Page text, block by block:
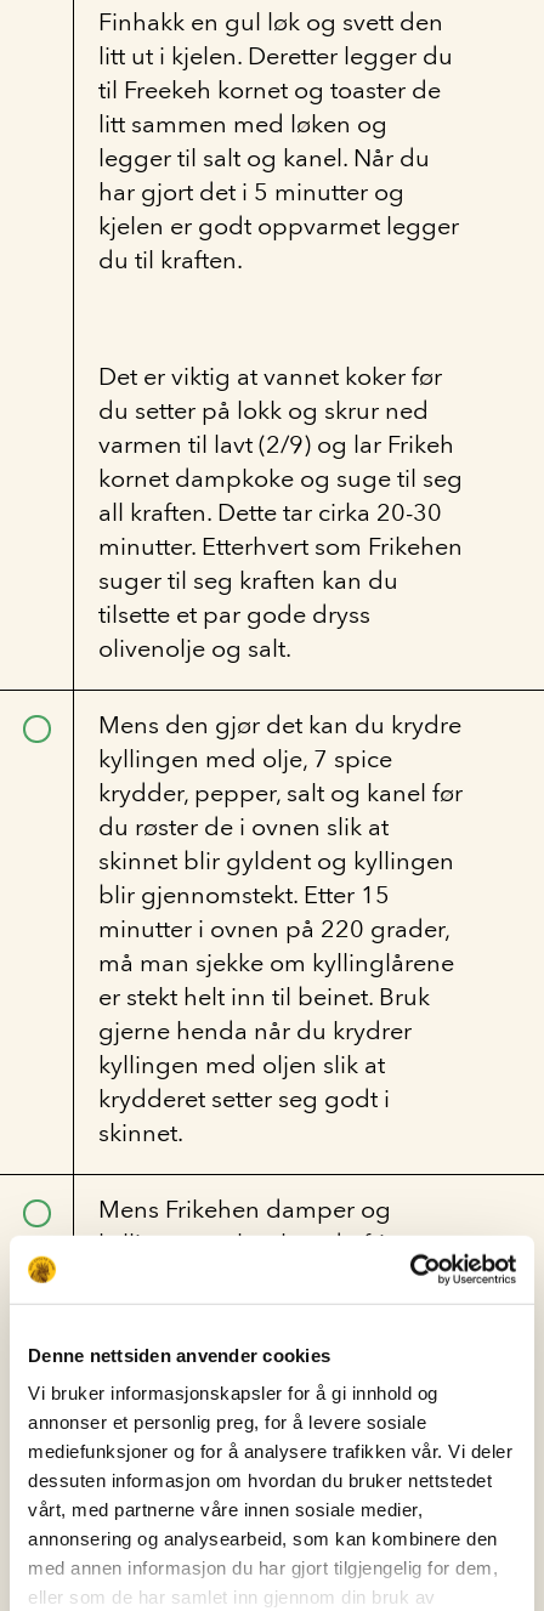
Denne nettsiden anvender cookies
Vi bruker informasjonskapsler for å gi innhold og
annonser et personlig preg, for å levere sosiale
mediefunksjoner og for å analysere trafikken vår. Vi deler
dessuten informasjon om hvordan du bruker nettstedet
vårt, med partnerne våre innen sosiale medier,
annonsering og analysearbeid, som kan kombinere den
med annen informasjon du har gjort tilgjengelig for dem,
eller som de har samlet inn gjennom din bruk av
Finhakk en gul løk og svett den
litt ut i kjelen. Deretter legger du
til Freekeh kornet og toaster de
litt sammen med løken og
legger til salt og kanel. Når du
har gjort det i 5 minutter og
kjelen er godt oppvarmet legger
du til kraften.
Det er viktig at vannet koker før
du setter på lokk og skrur ned
varmen til lavt (2/9) og lar Frikeh
kornet dampkoke og suge til seg
all kraften. Dette tar cirka 20-30
minutter. Etterhvert som Frikehen
suger til seg kraften kan du
tilsette et par gode dryss
olivenolje og salt.
Mens den gjør det kan du krydre
kyllingen med olje, 7 spice
krydder, pepper, salt og kanel før
du røster de i ovnen slik at
skinnet blir gyldent og kyllingen
blir gjennomstekt. Etter 15
minutter i ovnen på 220 grader,
må man sjekke om kyllinglårene
er stekt helt inn til beinet. Bruk
gjerne henda når du krydrer
kyllingen med oljen slik at
krydderet setter seg godt i
skinnet.
Mens Frikehen damper og
kyllingen steker, kan du fritere
nøttene og rosinene. Fyll en liten
kjele halvveis opp med olje og
ha den på middels- høy varme.
Forsiktig legger du nøtter og
rosiner sammen i kjele med varm
olje og friterer de til de er
gyldenbrune. Her er det veldig
lett å svi de, så hold et godt øye